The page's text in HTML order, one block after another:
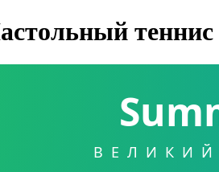
теннис